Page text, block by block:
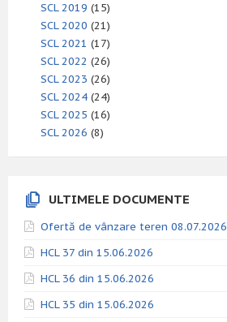
SCL 2019 (15)
SCL 2020 (21)
SCL 2021 (17)
SCL 2022 (26)
SCL 2023 (26)
SCL 2024 (24)
SCL 2025 (16)
SCL 2026 (8)
ULTIMELE DOCUMENTE
Ofertă de vânzare teren 08.07.2026
HCL 37 din 15.06.2026
HCL 36 din 15.06.2026
HCL 35 din 15.06.2026